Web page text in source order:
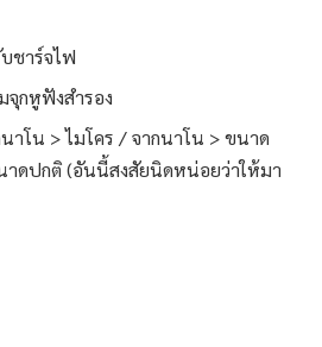
ชาร์จไฟ
กหูฟังสำรอง
าโน > ไมโคร / จากนาโน > ขนาด
าดปกติ (อันนี้สงสัยนิดหน่อยว่าให้มา